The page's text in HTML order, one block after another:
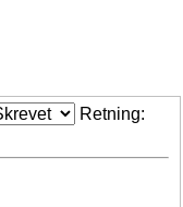
Retning: